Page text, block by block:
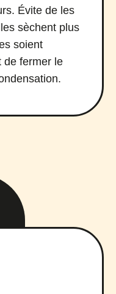
Évite de les
sèchent plus
soient
de fermer le